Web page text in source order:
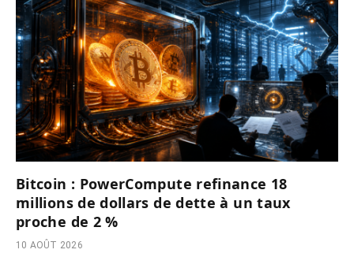
Bitcoin : PowerCompute refinance 18
millions de dollars de dette à un taux
proche de 2 %
10 AOÛT 2026